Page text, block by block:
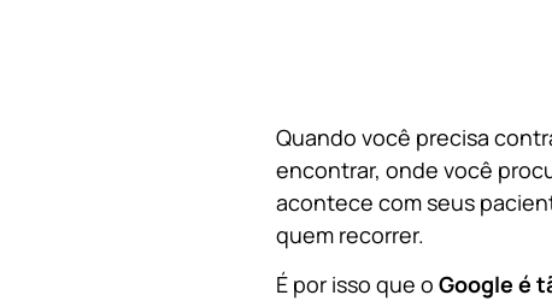
Quando você precisa
encontrar, onde você
acontece com seus
quem recorrer.
É por isso que o Google é